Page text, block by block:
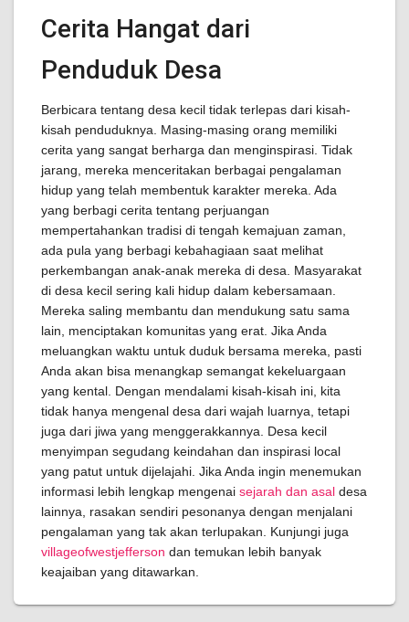
Cerita Hangat dari
Penduduk Desa
Berbicara tentang desa kecil tidak terlepas dari kisah-
kisah penduduknya. Masing-masing orang memiliki
cerita yang sangat berharga dan menginspirasi. Tidak
jarang, mereka menceritakan berbagai pengalaman
hidup yang telah membentuk karakter mereka. Ada
yang berbagi cerita tentang perjuangan
mempertahankan tradisi di tengah kemajuan zaman,
ada pula yang berbagi kebahagiaan saat melihat
perkembangan anak-anak mereka di desa. Masyarakat
di desa kecil sering kali hidup dalam kebersamaan.
Mereka saling membantu dan mendukung satu sama
lain, menciptakan komunitas yang erat. Jika Anda
meluangkan waktu untuk duduk bersama mereka, pasti
Anda akan bisa menangkap semangat kekeluargaan
yang kental. Dengan mendalami kisah-kisah ini, kita
tidak hanya mengenal desa dari wajah luarnya, tetapi
juga dari jiwa yang menggerakkannya. Desa kecil
menyimpan segudang keindahan dan inspirasi local
yang patut untuk dijelajahi. Jika Anda ingin menemukan
informasi lebih lengkap mengenai sejarah dan asal desa
lainnya, rasakan sendiri pesonanya dengan menjalani
pengalaman yang tak akan terlupakan. Kunjungi juga
villageofwestjefferson dan temukan lebih banyak
keajaiban yang ditawarkan.